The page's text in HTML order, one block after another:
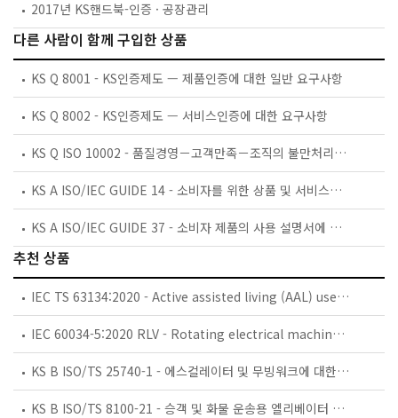
2017년 KS핸드북-인증 · 공장관리
다른 사람이 함께 구입한 상품
KS Q 8001 - KS인증제도 — 제품인증에 대한 일반 요구사항
KS Q 8002 - KS인증제도 — 서비스인증에 대한 요구사항
KS Q ISO 10002 - 품질경영－고객만족－조직의 불만처리에 대한 지침
KS A ISO/IEC GUIDE 14 - 소비자를 위한 상품 및 서비스의 구매 정보에 대한 지침
KS A ISO/IEC GUIDE 37 - 소비자 제품의 사용 설명서에 대한 지침
추천 상품
IEC TS 63134:2020 - Active assisted living (AAL) use cases
IEC 60034-5:2020 RLV - Rotating electrical machines - Part 5: Degrees of protection provided by the integral design of rotating electrical machines (IP code) - Classification
KS B ISO/TS 25740-1 - 에스컬레이터 및 무빙워크에 대한 안전요건 — 제1부: 세계공통 필수 안전요건(GESRs)
KS B ISO/TS 8100-21 - 승객 및 화물 운송용 엘리베이터 —제21부: 세계공통 필수안전요건(GESRs)을 충족하는 세계공통 안전 파라미터(GSPs)